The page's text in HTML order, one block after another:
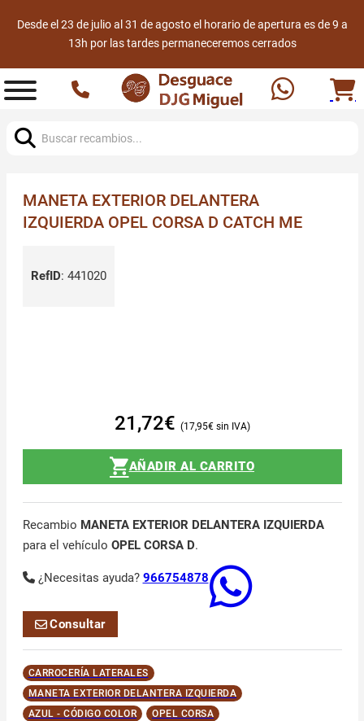
Desde el 23 de julio al 31 de agosto el horario de apertura es de 9 a
13h por las tardes permaneceremos cerrados
MANETA EXTERIOR DELANTERA
IZQUIERDA OPEL CORSA D CATCH ME
RefID: 441020
21,72€ 17,95€
AÑADIR AL CARRITO
Recambio MANETA EXTERIOR DELANTERA IZQUIERDA
para el vehículo OPEL CORSA D.
¿Necesitas ayuda? 966754878
Consultar
CARROCERÍA LATERALES
MANETA EXTERIOR DELANTERA IZQUIERDA
AZUL - CÓDIGO COLOR
OPEL CORSA